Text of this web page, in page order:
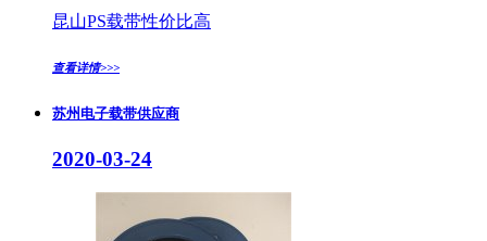
昆山PS载带性价比高
查看详情>>>
苏州电子载带供应商
2020-03-24